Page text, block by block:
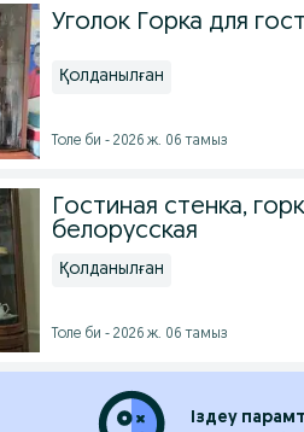
Уголок Горка для
Қолданылған
Толе би - 2026 ж. 06 тамыз
Гостиная стенка,
белорусская
Қолданылған
Толе би - 2026 ж. 06 тамыз
Іздеу